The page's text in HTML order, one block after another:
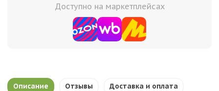
Доступно на маркетплейсах
Описание Отзывы Доставка и оплата